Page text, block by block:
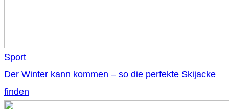
Sport
Der Winter kann kommen – so die perfekte Skijacke
finden